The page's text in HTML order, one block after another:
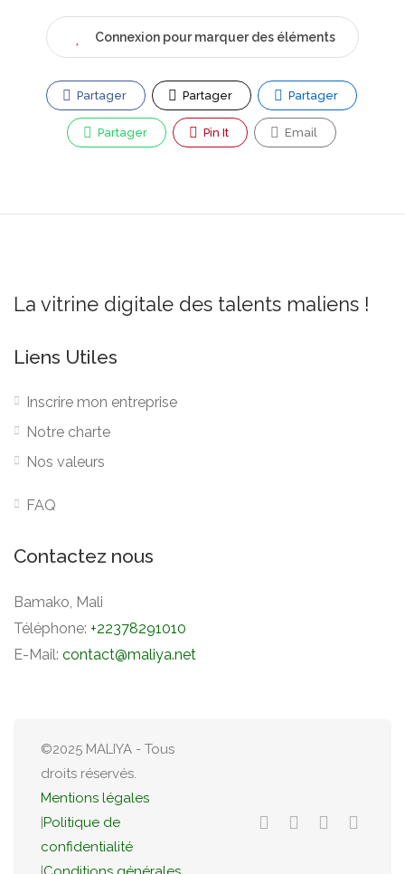
Connexion pour marquer des éléments
Partager Partager Partager
Partager Pin It Email
La vitrine digitale des talents maliens !
Liens Utiles
Inscrire mon entreprise
Notre charte
Nos valeurs
FAQ
Contactez nous
Bamako, Mali
Téléphone: +22378291010
E-Mail: contact@maliya.net
©2025 MALIYA - Tous
droits réservés.
Mentions légales
|Politique de
confidentialité